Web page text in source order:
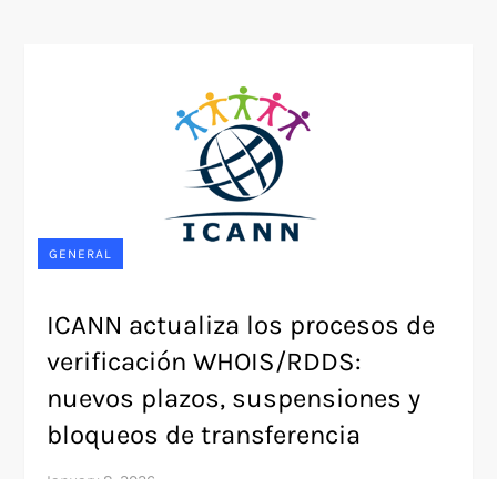
GENERAL
ICANN actualiza los procesos de
verificación WHOIS/RDDS:
nuevos plazos, suspensiones y
bloqueos de transferencia